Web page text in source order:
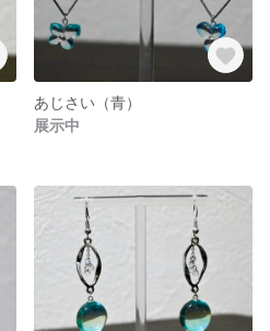
あじさい（青）
展示中